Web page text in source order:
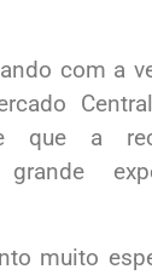
com a
que a
muito